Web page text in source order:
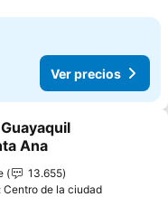
Ver precios
a favoritos
Ana
13.655
Centro de la ciudad